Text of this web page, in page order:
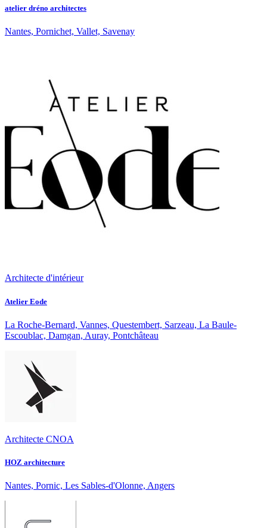
atelier dréno architectes
Nantes, Pornichet, Vallet, Savenay
Architecte d'intérieur
Atelier Eode
La Roche-Bernard, Vannes, Questembert, Sarzeau, La Baule-
Escoublac, Damgan, Auray, Pontchâteau
Architecte CNOA
HOZ architecture
Nantes, Pornic, Les Sables-d'Olonne, Angers